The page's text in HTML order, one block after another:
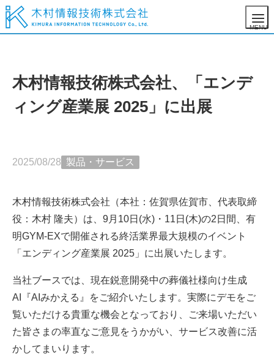
木村情報技術株式会社、「エンデ
ィング産業展 2025」に出展
2025/08/28 製品・サービス
木村情報技術株式会社（本社：佐賀県佐賀市、代表取締
役：木村 隆夫）は、9月10日(水)・11日(木)の2日間、有
明GYM-EXで開催される終活業界最大規模のイベント
「エンディング産業展 2025」に出展いたします。
当社ブースでは、現在鋭意開発中の葬儀社様向け生成
AI『AIみかえる』をご紹介いたします。実際にデモをご
覧いただける貴重な機会となっており、ご来場いただい
た皆さまの率直なご意見をうかがい、サービス改善に活
かしてまいります。